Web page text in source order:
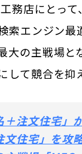
務店にとっ
索エンジン最
大の主戦場
して競合を抑
＋注文住宅」
文住宅」を攻